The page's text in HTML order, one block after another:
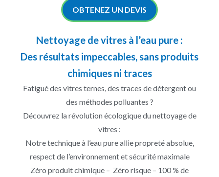
OBTENEZ UN DEVIS
Nettoyage de vitres à l’eau pure :
Des résultats impeccables, sans produits
chimiques ni traces
Fatigué des vitres ternes, des traces de détergent ou
des méthodes polluantes ?
Découvrez la révolution écologique du nettoyage de
vitres :
Notre technique à l’eau pure allie propreté absolue,
respect de l’environnement et sécurité maximale
Zéro produit chimique – Zéro risque – 100 % de